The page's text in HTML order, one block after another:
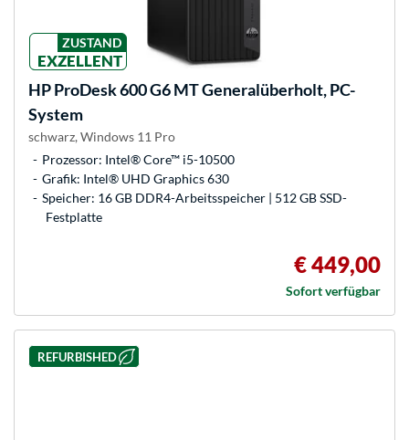
ZUSTAND
EXZELLENT
HPProDesk 600 G6 MT Generalüberholt, PC-
System
schwarz, Windows 11 Pro
Prozessor: Intel® Core™ i5-10500
Grafik: Intel® UHD Graphics 630
Speicher: 16 GB DDR4-Arbeitsspeicher | 512 GB SSD-
Festplatte
€ 449,00
Sofort verfügbar
REFURBISHED